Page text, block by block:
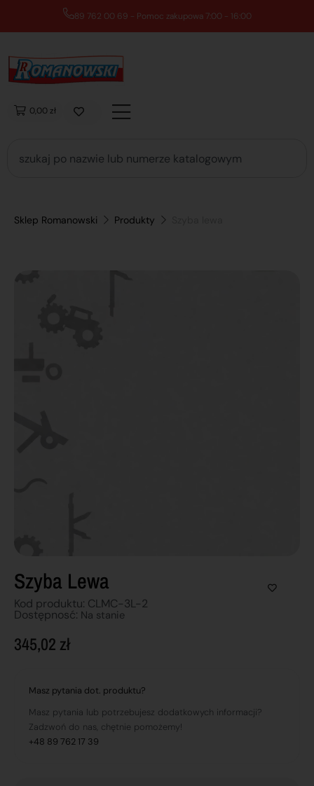
89 762 00 69 - Pomoc zakupowa 7:00 - 16:00
0,00 zł
Sklep Romanowski Produkty
Szyba Lewa
Kod produktu: CLMC-3L-2
Dostępnosć: Na stanie
345,02 zł
Masz pytania dot. produktu?
Masz pytania lub potrzebujesz dodatkowych informacji?
Zadzwoń do nas, chętnie pomożemy!
+48 89 762 17 39